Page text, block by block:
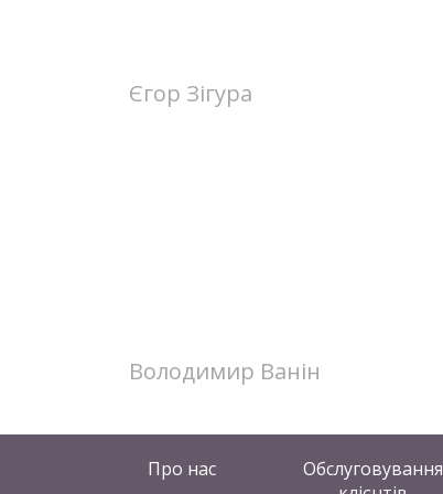
Єгор Зігура
Володимир Ванін
Про нас
Обслуговування